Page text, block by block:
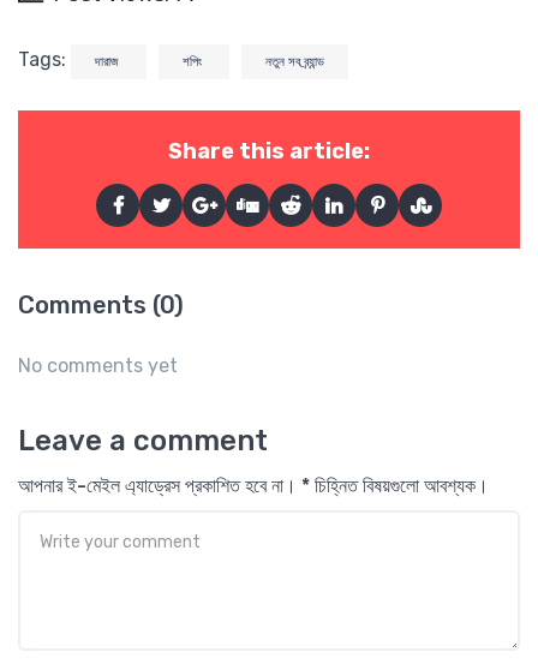
Tags: দারাজ শপিং নতুন সব ব্র্যান্ড
Share this article:
Comments (0)
No comments yet
Leave a comment
আপনার ই-মেইল এ্যাড্রেস প্রকাশিত হবে না। * চিহ্নিত বিষয়গুলো আবশ্যক।